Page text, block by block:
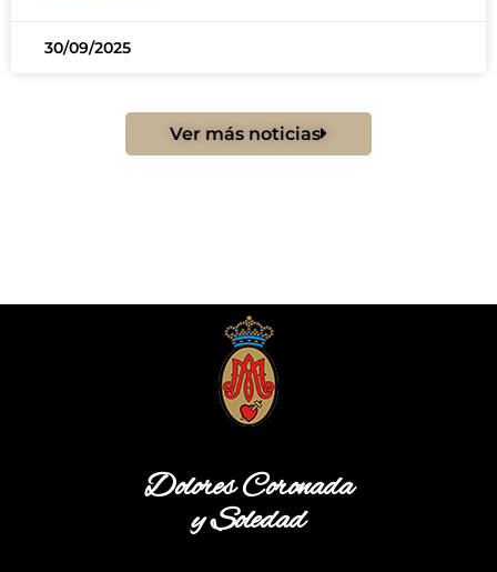
30/09/2025
Ver más noticias
Dolores Coronada
y Soledad